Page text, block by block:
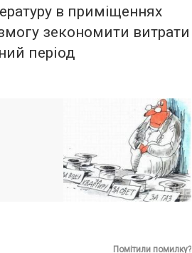
в приміщеннях
зекономити витрати
період
Помітили помилку?